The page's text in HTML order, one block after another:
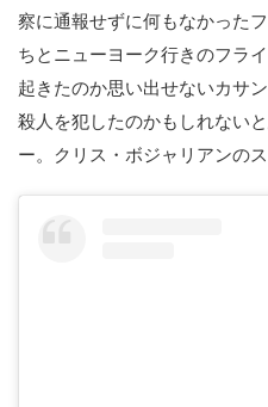
察に通報せずに何もなかった
ちとニューヨーク行きのフラ
起きたのか思い出せないカサ
殺人を犯したのかもしれない
ー。クリス・ボジャリアンの